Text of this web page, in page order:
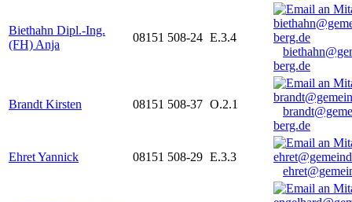
Biethahn Dipl.-Ing.
(FH) Anja
08151 508-24 E.3.4
berg.de
Brandt Kirsten 08151 508-37 O.2.1
berg.de
Ehret Yannick 08151 508-29 E.3.3